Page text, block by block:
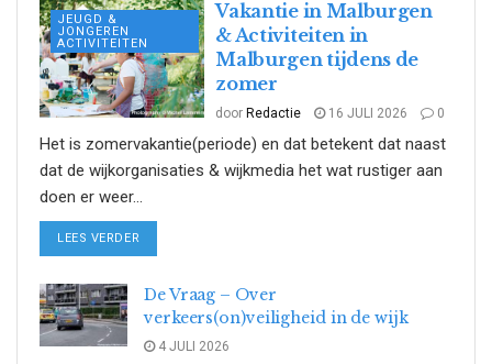
JEUGD &
JONGEREN
ACTIVITEITEN
Vakantie in Malburgen
& Activiteiten in
Malburgen tijdens de
zomer
door Redactie 16 JULI 2026 0
Het is zomervakantie(periode) en dat betekent dat naast
dat de wijkorganisaties & wijkmedia het wat rustiger aan
doen er weer...
LEES VERDER
De Vraag – Over
verkeers(on)veiligheid in de wijk
4 JULI 2026